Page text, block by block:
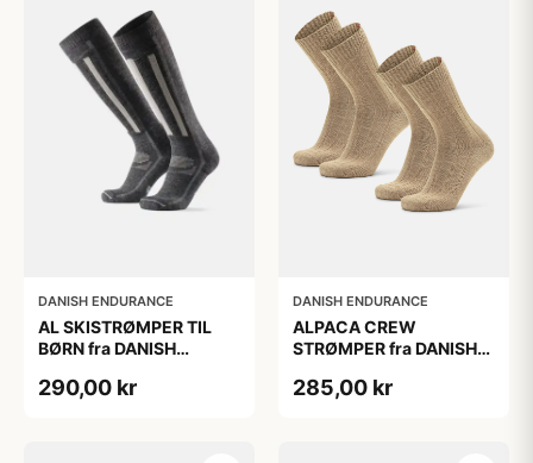
DANISH ENDURANCE
AL SKISTRØMPER TIL
BØRN fra DANISH
Mørkegrå/Lysegrå, 35-
290,00 kr
DANISH ENDURANCE
ALPACA CREW
STRØMPER fra DANISH
38, Varm og åndbar
285,00 kr